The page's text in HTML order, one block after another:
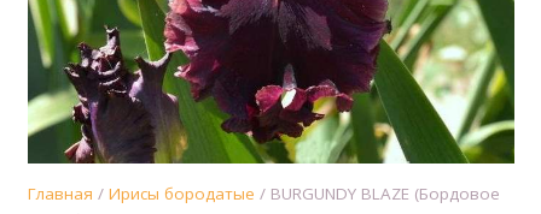
Регистрация
Главная / Ирисы бородатые / BURGUNDY BLAZE (Бордовое